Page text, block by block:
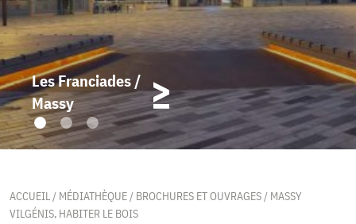
Les Franciades /
Massy
ACCUEIL/ MÉDIATHÈQUE/ BROCHURES ET OUVRAGES/ MASSY
VILGÉNIS, HABITER LE BOIS